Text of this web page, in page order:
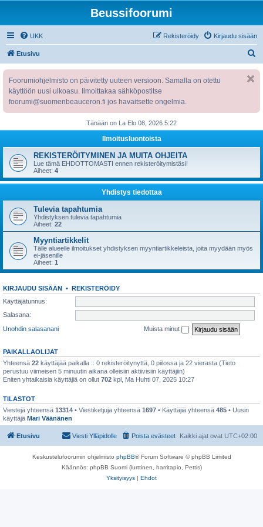
Beussifoorumi
UKK Kirjaudu sisään
Rekisteröidy
Etusivu
Foorumiohjelmisto on päivitetty uuteen versioon. Samalla on otettu
käyttöön uusi ulkoasu. Ilmoittakaa sähköpostitse
foorumi@suomenbeauceron.fi jos havaitsette ongelmia.
Tänään on La Elo 08, 2026 5:22
Ilmoitusluontoista
REKISTERÖITYMINEN JA MUITA OHJEITA
Lue tämä EHDOTTOMASTI ennen rekisteröitymistäsi!
Aiheet: 4
Yhdistys tiedottaa
Tulevia tapahtumia
Yhdistyksen tulevia tapahtumia
Aiheet: 22
Myyntiartikkelit
Tälle alueelle ilmoitukset yhdistyksen myyntiartikkeleista, joita myydään myös
ei-jäsenille
Aiheet: 1
KIRJAUDU SISÄÄN • REKISTERÖIDY
Käyttäjätunnus:
Salasana:
Unohdin salasanani
Muista minut
PAIKALLAOLIJAT
Yhteensä 22 käyttäjää paikalla :: 0 rekisteröitynyttä, 0 piilossa ja 22 vierasta (Tieto
perustuu viimeisen 5 minuutin aikana olleisiin aktiivisiin käyttäjiin)
Eniten yhtaikaisia käyttäjiä on ollut 702 kpl, Ma Huhti 07, 2025 10:27
TILASTOT
Viestejä yhteensä 13314 • Viestiketjuja yhteensä 1697 • Käyttäjiä yhteensä 485 • Uusin
käyttäjä Mari Väänänen
Etusivu Kaikki ajat ovat UTC+02:00
Poista evästeet
Viesti Ylläpidolle
Keskustelufoorumin ohjelmisto phpBB® Forum Software © phpBB Limited
Käännös: phpBB Suomi (lurttinen, harritapio, Pettis)
Yksityisyys | Ehdot